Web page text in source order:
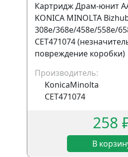
Картридж Драм-юнит
KONICA MINOLTA
308e/368e/458e/558e/
CET471074
повреждение коробки)
Производитель:
KonicaMinolta
CET471074
258
В